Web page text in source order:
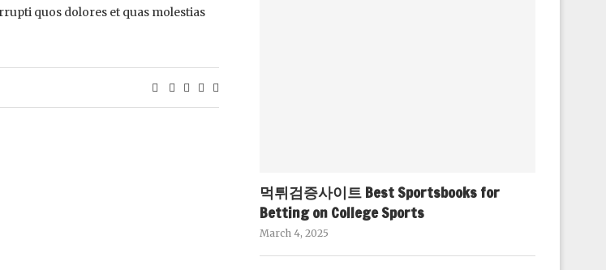
quos dolores et quas molestias
먹튀검증사이트 Best Sportsbooks for
Betting on College Sports
March 4, 2025